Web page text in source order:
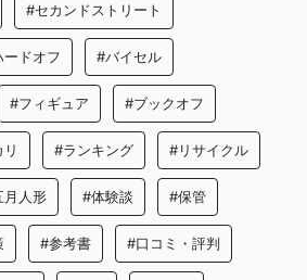
#セカンドストリート
ードオフ #バイセル
#フィギュア #ブックオフ
#ランキング #リサイクル
月人形 #体験談 #保管
#参考書 #口コミ・評判